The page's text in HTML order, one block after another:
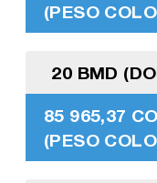
(PESO
20 BMD
85 965,37
(PESO